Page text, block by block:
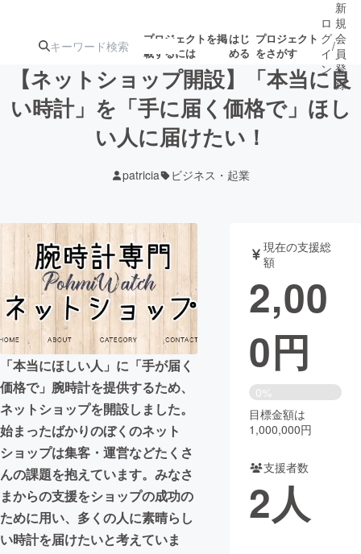
プロジェクトを掲
載するには
はじ
める
プロジェクト
をさがす
注目のリ 注目の新着プロ募集終了が近いプ
テクノロジー・ガジェット
映像・映画 書籍・雑誌
ビジネス・起業 チャレンジ
まちづくり・地域活性化
CAMPFIRE for Social Good
CAMPFIRE Creation
CAMPFIREふるさと納税 machi-ya コミュニティ
ロ
グ
イ
ン
/
新
規
会
員
登
録
【ネットショップ開設】「本当に良
い時計」を「手に届く価格で」ほし
い人に届けたい！
patricia ビジネス・起業
「本当にほしい人」に「手が届く
価格で」腕時計を提供するため、
ネットショップを開設しました。
始まったばかりのぼくのネット
ショップは集客・運営などたくさ
んの課題を抱えています。みなさ
まからの支援をショップの成功の
ために用い、多くの人に素晴らし
い時計を届けたいと考えていま
現在の支援総
額
2,00
0円
0%
目標金額は
1,000,000円
支援者数
2人